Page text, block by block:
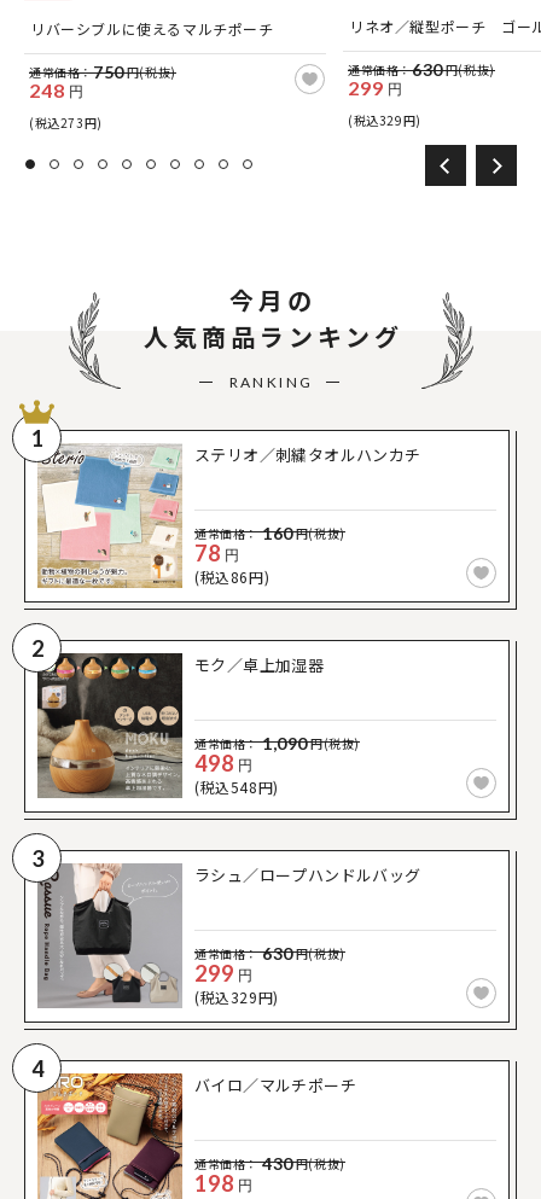
リバーシブルに使えるマルチポーチ
通常価格：750円(税抜)
248 円
(税込273円)
リネオ／縦型ポーチ ゴー
通常価格：630円(税抜)
299 円
(税込329円)
今月の
人気商品ランキング
RANKING
1
ステリオ／刺繍タオルハンカチ
通常価格： 160円(税抜)
78 円
(税込86円)
2
モク／卓上加湿器
通常価格： 1,090円(税抜)
498 円
(税込548円)
3
ラシュ／ロープハンドルバッグ
通常価格： 630円(税抜)
299 円
(税込329円)
4
バイロ／マルチポーチ
通常価格： 430円(税抜)
198 円